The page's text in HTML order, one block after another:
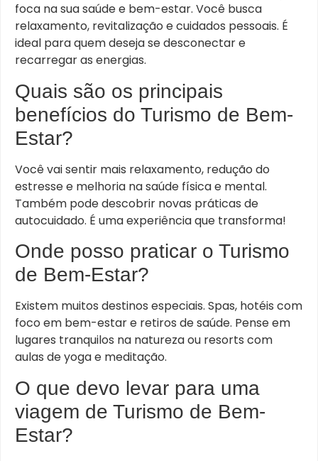
foca na sua saúde e bem-estar. Você busca
relaxamento, revitalização e cuidados pessoais. É
ideal para quem deseja se desconectar e
recarregar as energias.
Quais são os principais
benefícios do Turismo de Bem-
Estar?
Você vai sentir mais relaxamento, redução do
estresse e melhoria na saúde física e mental.
Também pode descobrir novas práticas de
autocuidado. É uma experiência que transforma!
Onde posso praticar o Turismo
de Bem-Estar?
Existem muitos destinos especiais. Spas, hotéis com
foco em bem-estar e retiros de saúde. Pense em
lugares tranquilos na natureza ou resorts com
aulas de yoga e meditação.
O que devo levar para uma
viagem de Turismo de Bem-
Estar?